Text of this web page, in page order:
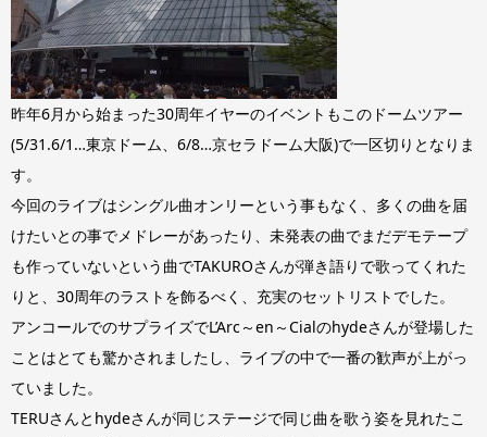
昨年6月から始まった30周年イヤーのイベントもこのドームツアー
(5/31.6/1…東京ドーム、6/8…京セラドーム大阪)で一区切りとなりま
す。
今回のライブはシングル曲オンリーという事もなく、多くの曲を届
けたいとの事でメドレーがあったり、未発表の曲でまだデモテープ
も作っていないという曲でTAKUROさんが弾き語りで歌ってくれた
りと、30周年のラストを飾るべく、充実のセットリストでした。
アンコールでのサプライズでL’Arc～en～Cialのhydeさんが登場した
ことはとても驚かされましたし、ライブの中で一番の歓声が上がっ
ていました。
TERUさんとhydeさんが同じステージで同じ曲を歌う姿を見れたこ